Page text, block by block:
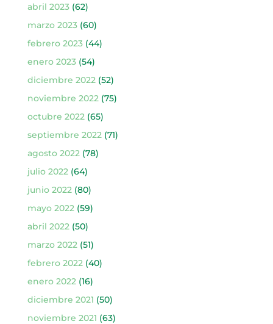
abril 2023(62)
marzo 2023(60)
febrero 2023(44)
enero 2023(54)
diciembre 2022(52)
noviembre 2022(75)
octubre 2022(65)
septiembre 2022(71)
agosto 2022(78)
julio 2022(64)
junio 2022(80)
mayo 2022(59)
abril 2022(50)
marzo 2022(51)
febrero 2022(40)
enero 2022(16)
diciembre 2021 (50)
noviembre 2021 (63)